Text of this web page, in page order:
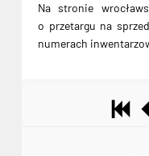
Na stronie
o przetargu na
numerach